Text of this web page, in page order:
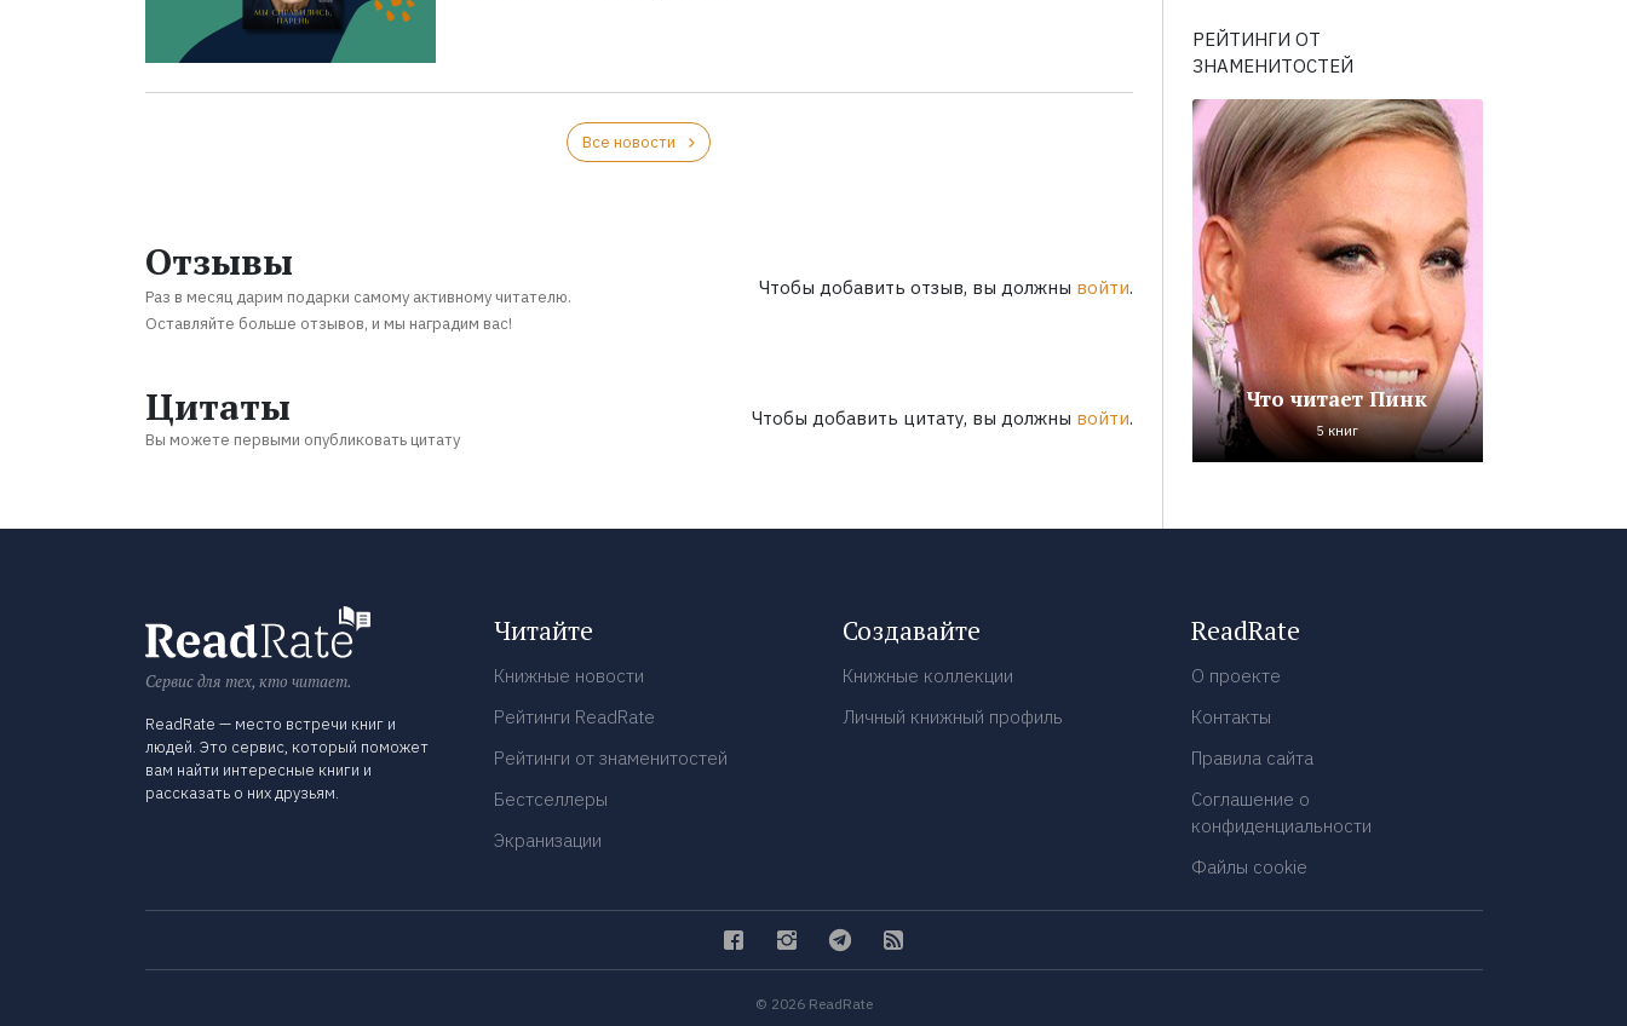
Все новости
Отзывы
Раз в месяц дарим подарки самому активному читателю.
Оставляйте больше отзывов, и мы наградим вас!
Чтобы добавить отзыв, вы должны войти.
Цитаты
Вы можете первыми опубликовать цитату
Чтобы добавить цитату, вы должны войти.
РЕЙТИНГИ ОТ
ЗНАМЕНИТОСТЕЙ
Что читает Пинк
5 книг
Сервис для тех, кто читает.
ReadRate — место встречи книг и
людей. Это сервис, который поможет
вам найти интересные книги и
рассказать о них друзьям.
Читайте
Книжные новости
Рейтинги ReadRate
Рейтинги от знаменитостей
Бестселлеры
Экранизации
Создавайте
Книжные коллекции
Личный книжный профиль
ReadRate
О проекте
Контакты
Правила сайта
Соглашение о
конфиденциальности
Файлы cookie
© 2026 ReadRate